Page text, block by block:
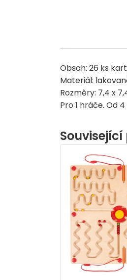
Obsah: 26 ks
Materiál:
Rozměry: 7,4 x
Pro 1 hráče. Od